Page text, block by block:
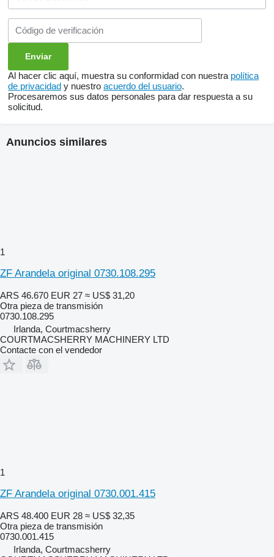
Al hacer clic aquí, muestra su conformidad con nuestra política
de privacidad y nuestro acuerdo del usuario.
Procesaremos sus datos personales para dar respuesta a su
solicitud.
Anuncios similares
1
ZF Arandela original 0730.108.295
ARS 46.670 EUR 27 ≈ US$ 31,20
Otra pieza de transmisión
0730.108.295
Irlanda, Courtmacsherry
COURTMACSHERRY MACHINERY LTD
Contacte con el vendedor
1
ZF Arandela original 0730.001.415
ARS 48.400 EUR 28 ≈ US$ 32,35
Otra pieza de transmisión
0730.001.415
Irlanda, Courtmacsherry